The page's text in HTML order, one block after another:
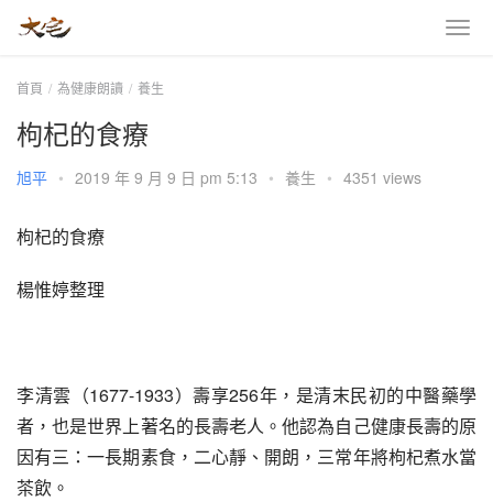
首頁 為健康朗讀 養生
枸杞的食療
旭平 • 2019 年 9 月 9 日 pm 5:13 • 養生 • 4351 views
枸杞的食療
楊惟婷整理
李清雲（1677-1933）壽享256年，是清末民初的中醫藥學
者，也是世界上著名的長壽老人。他認為自己健康長壽的原
因有三：一長期素食，二心靜、開朗，三常年將枸杞煮水當
茶飲。